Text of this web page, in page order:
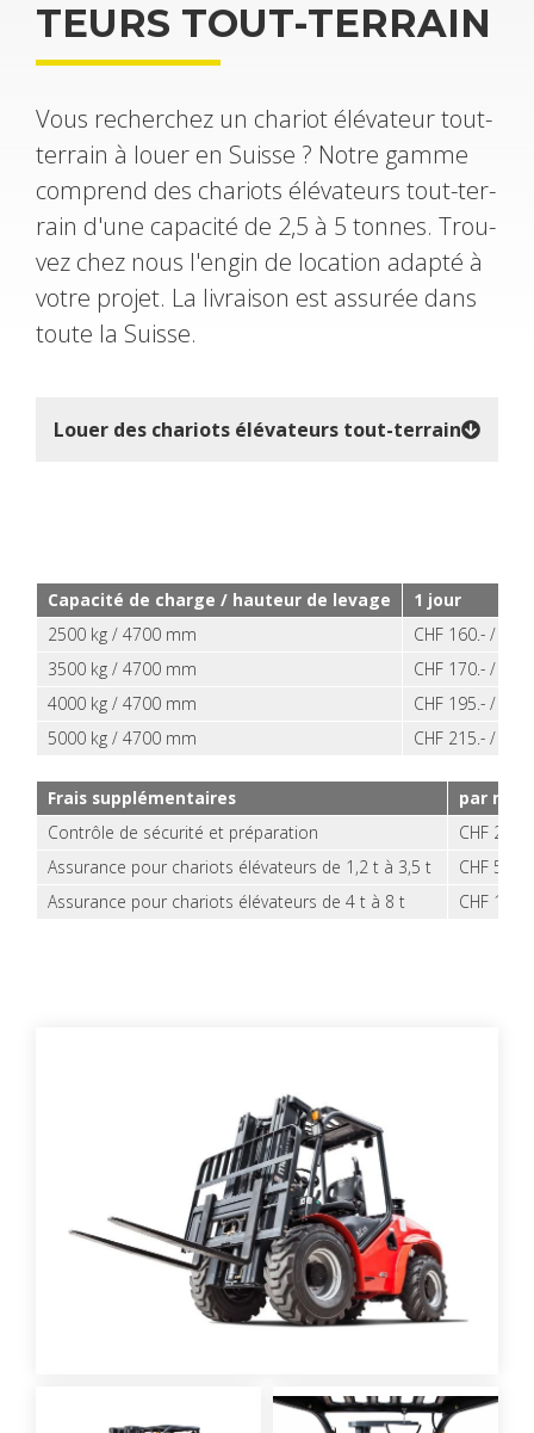
TEURS TOUT-TER­RAIN
Vous recher­chez un cha­riot élé­va­teur tout-
ter­rain à louer en Suisse ? Notre gamme
com­prend des cha­riots élé­va­teurs tout-ter­
rain d'une capa­cité de 2,5 à 5 tonnes. Trou­
vez chez nous l'en­gin de loca­tion adapté à
votre pro­jet. La livrai­son est assu­rée dans
toute la Suisse.
Louer des cha­riots élé­va­teurs tout-ter­rain
Capa­cité de charge / hau­teur de levage
1 jour
2500 kg / 4700 mm
CHF 160.- / jour
3500 kg / 4700 mm
CHF 170.- / jour
4000 kg / 4700 mm
CHF 195.- / jour
5000 kg / 4700 mm
CHF 215.- / jour
Frais sup­plé­men­taires
par
Contrôle de sécu­rité et pré­pa­ra­tion
CHF
Assu­rance pour cha­riots élé­va­teurs de 1,2 t à 3,5 t
CHF
Assu­rance pour cha­riots élé­va­teurs de 4 t à 8 t
CHF